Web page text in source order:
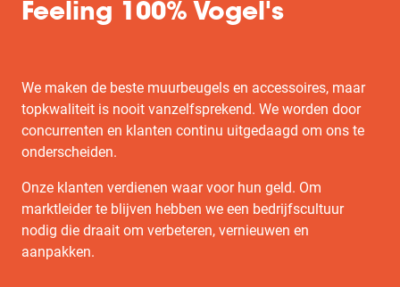
Feeling 100% Vogel's
We maken de beste muurbeugels en accessoires, maar
topkwaliteit is nooit vanzelfsprekend. We worden door
concurrenten en klanten continu uitgedaagd om ons te
onderscheiden.
Onze klanten verdienen waar voor hun geld. Om
marktleider te blijven hebben we een bedrijfscultuur
nodig die draait om verbeteren, vernieuwen en
aanpakken.